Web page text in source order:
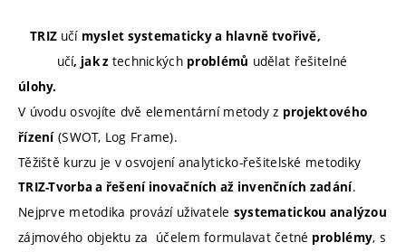
TRIZ učí myslet systematicky a hlavně tvořivě,
učí, jak z technických problémů udělat řešitelné
úlohy.
V úvodu osvojíte dvě elementární metody z projektového
řízení(SWOT, Log Frame).
Těžiště kurzu je v osvojení analyticko-řešitelské metodiky
TRIZ-Tvorba a řešení inovačních až invenčních zadání.
Nejprve metodika provází uživatele systematickou analýzou
zájmového objektu za účelem formulavat četné problémy, s